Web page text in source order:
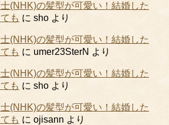
(NHK)の髪型が可愛い！結婚した
も に sho より
(NHK)の髪型が可愛い！結婚した
も に umer23SterN より
(NHK)の髪型が可愛い！結婚した
も に sho より
(NHK)の髪型が可愛い！結婚した
も に ojisann より